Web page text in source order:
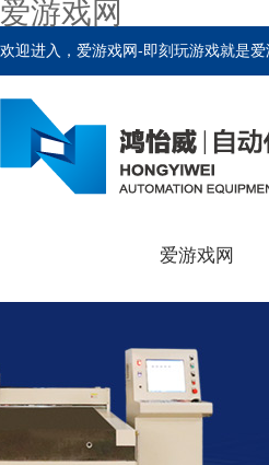
爱游戏网
欢迎进入，爱游戏网-即刻玩游戏就是爱
爱游戏网